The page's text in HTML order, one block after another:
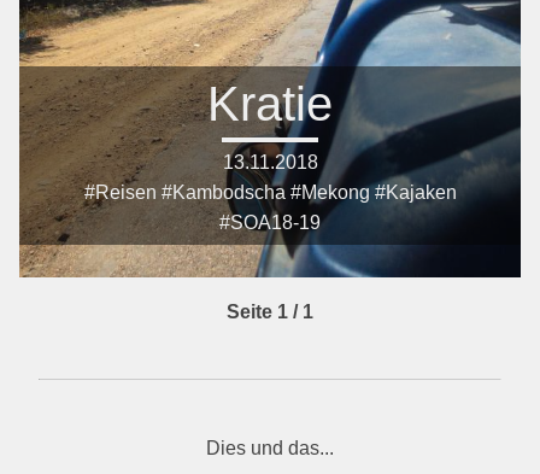
Kratie
13.11.2018
#Reisen #Kambodscha #Mekong #Kajaken
#SOA18-19
Seite 1 / 1
Dies und das...